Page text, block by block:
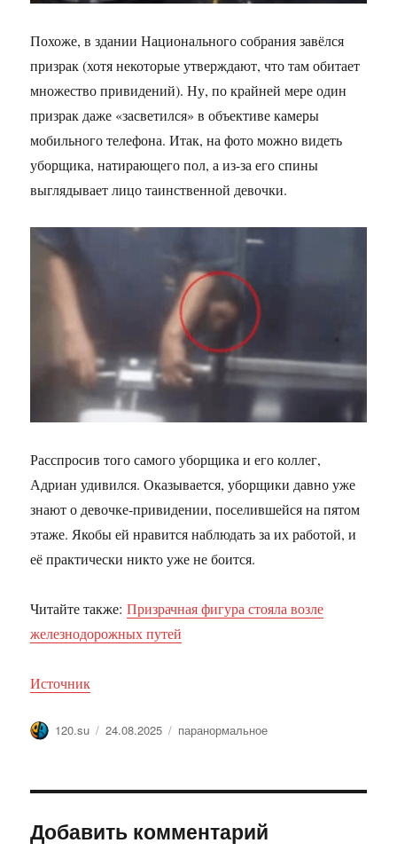
Похоже, в здании Национального собрания завёлся
призрак (хотя некоторые утверждают, что там обитает
множество привидений). Ну, по крайней мере один
призрак даже «засветился» в объективе камеры
мобильного телефона. Итак, на фото можно видеть
уборщика, натирающего пол, а из-за его спины
выглядывает лицо таинственной девочки.
Расспросив того самого уборщика и его коллег,
Адриан удивился. Оказывается, уборщики давно уже
знают о девочке-привидении, поселившейся на пятом
этаже. Якобы ей нравится наблюдать за их работой, и
её практически никто уже не боится.
Читайте также:Призрачная фигура стояла возле
железнодорожных путей
Источник
Автор
120.su Опубликовано
24.08.2025 Метки
паранормальное
Добавить комментарий